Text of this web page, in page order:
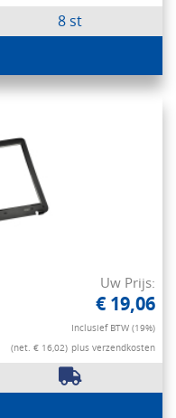
8 st
Uw Prijs:
€ 19,06
Inclusief BTW (19%)
(net. € 16,02) plus verzendkosten